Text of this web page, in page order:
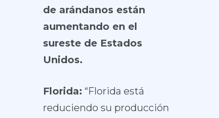
de arándanos están
aumentando en el
sureste de Estados
Unidos.
Florida: “Florida está
reduciendo su producción